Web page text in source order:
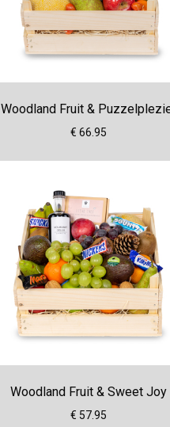
Woodland Fruit &
€ 66.95
Woodland Fruit & Sweet Joy
€ 57.95